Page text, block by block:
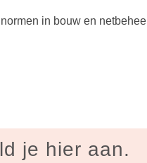
in bouw en
je hier aan.